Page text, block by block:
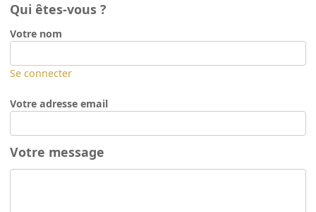
Qui êtes-vous ?
Votre nom
Se connecter
Votre adresse email
Votre message